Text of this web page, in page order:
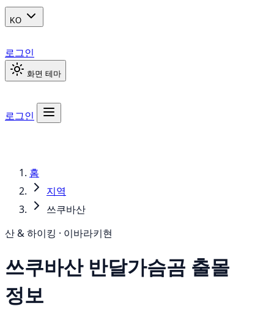
KO
로그인
화면 테마
로그인
홈
지역
쓰쿠바산
산 & 하이킹 · 이바라키현
쓰쿠바산 반달가슴곰 출몰
정보